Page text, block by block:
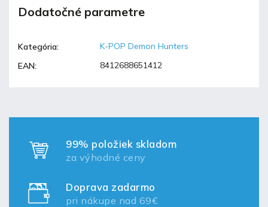
Dodatočné parametre
Kategória:
K-POP Demon Hunters
EAN: 8412688651412
99% položiek skladom
za výhodné ceny
Doprava zadarmo
pri nákupe nad 69€